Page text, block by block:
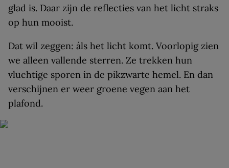
glad is. Daar zijn de reflecties van het licht straks
op hun mooist.
Dat wil zeggen: áls het licht komt. Voorlopig zien
we alleen vallende sterren. Ze trekken hun
vluchtige sporen in de pikzwarte hemel. En dan
verschijnen er weer groene vegen aan het
plafond.